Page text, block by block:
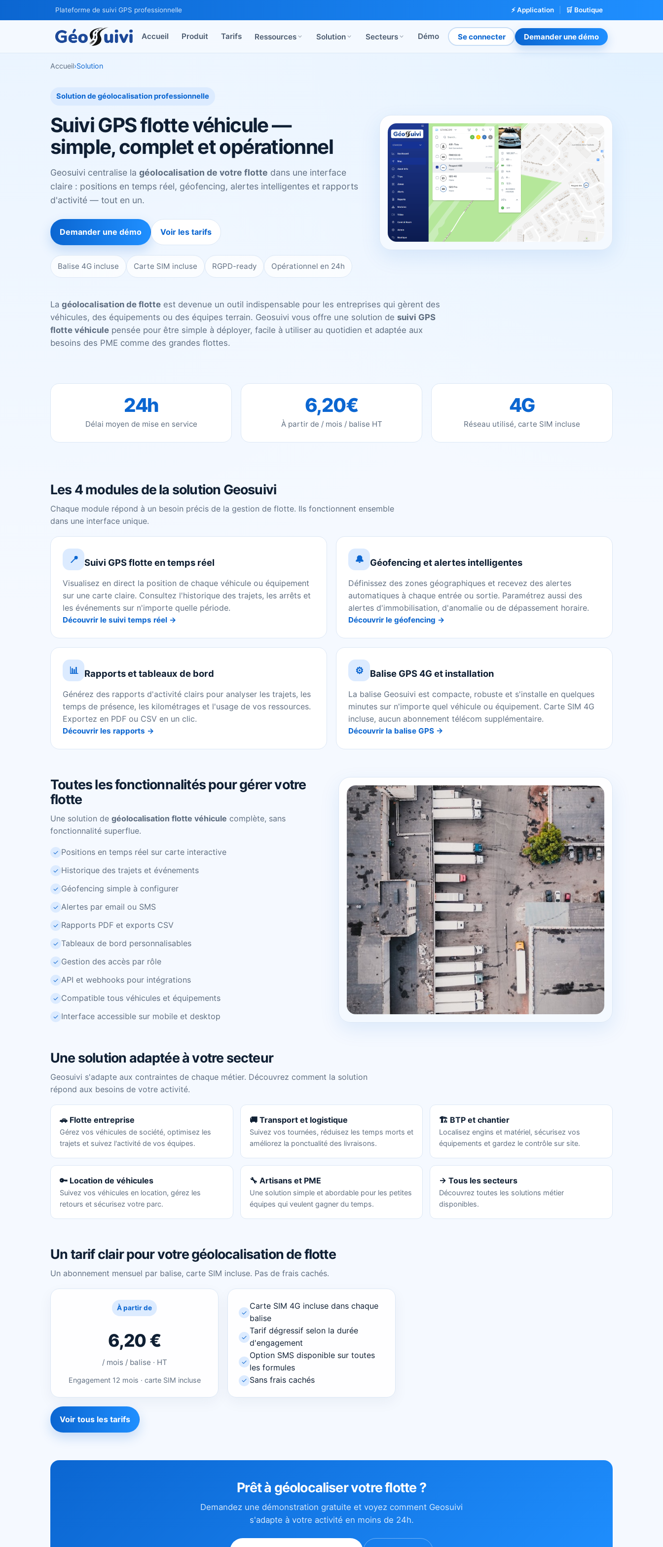
Plateforme de suivi GPS professionnelle ⚡ Application 🛒 Boutique
Accueil Produit Tarifs Ressources Solution Secteurs Démo Se connecter Demander une démo
Accueil›Solution
Solution de géolocalisation professionnelle
Suivi GPS flotte véhicule —
simple, complet et opérationnel
Geosuivi centralise la géolocalisation de votre flotte dans une interface
claire : positions en temps réel, géofencing, alertes intelligentes et rapports
d'activité — tout en un.
Demander une démo Voir les tarifs
Balise 4G incluse Carte SIM incluse RGPD-ready Opérationnel en 24h
La géolocalisation de flotte est devenue un outil indispensable pour les entreprises qui gèrent des
véhicules, des équipements ou des équipes terrain. Geosuivi vous offre une solution de suivi GPS
flotte véhicule pensée pour être simple à déployer, facile à utiliser au quotidien et adaptée aux
besoins des PME comme des grandes flottes.
24h
Délai moyen de mise en service
6,20€
À partir de / mois / balise HT
4G
Réseau utilisé, carte SIM incluse
Les 4 modules de la solution Geosuivi
Chaque module répond à un besoin précis de la gestion de flotte. Ils fonctionnent ensemble
dans une interface unique.
📍 Suivi GPS flotte en temps réel
Visualisez en direct la position de chaque véhicule ou équipement
sur une carte claire. Consultez l'historique des trajets, les arrêts et
les événements sur n'importe quelle période.
Découvrir le suivi temps réel →
🔔 Géofencing et alertes intelligentes
Définissez des zones géographiques et recevez des alertes
automatiques à chaque entrée ou sortie. Paramétrez aussi des
alertes d'immobilisation, d'anomalie ou de dépassement horaire.
Découvrir le géofencing →
📊 Rapports et tableaux de bord
Générez des rapports d'activité clairs pour analyser les trajets, les
temps de présence, les kilométrages et l'usage de vos ressources.
Exportez en PDF ou CSV en un clic.
Découvrir les rapports →
⚙️ Balise GPS 4G et installation
La balise Geosuivi est compacte, robuste et s'installe en quelques
minutes sur n'importe quel véhicule ou équipement. Carte SIM 4G
incluse, aucun abonnement télécom supplémentaire.
Découvrir la balise GPS →
Toutes les fonctionnalités pour gérer votre
flotte
Une solution de géolocalisation flotte véhicule complète, sans
fonctionnalité superflue.
✓ Positions en temps réel sur carte interactive
✓ Historique des trajets et événements
✓ Géofencing simple à configurer
✓ Alertes par email ou SMS
✓ Rapports PDF et exports CSV
✓ Tableaux de bord personnalisables
✓ Gestion des accès par rôle
✓ API et webhooks pour intégrations
✓ Compatible tous véhicules et équipements
✓ Interface accessible sur mobile et desktop
Une solution adaptée à votre secteur
Geosuivi s'adapte aux contraintes de chaque métier. Découvrez comment la solution
répond aux besoins de votre activité.
🚗 Flotte entreprise
Gérez vos véhicules de société, optimisez les
trajets et suivez l'activité de vos équipes.
🚚 Transport et logistique
Suivez vos tournées, réduisez les temps morts et
améliorez la ponctualité des livraisons.
🏗️ BTP et chantier
Localisez engins et matériel, sécurisez vos
équipements et gardez le contrôle sur site.
🔑 Location de véhicules
Suivez vos véhicules en location, gérez les
retours et sécurisez votre parc.
🔧 Artisans et PME
Une solution simple et abordable pour les petites
équipes qui veulent gagner du temps.
→ Tous les secteurs
Découvrez toutes les solutions métier
disponibles.
Un tarif clair pour votre géolocalisation de flotte
Un abonnement mensuel par balise, carte SIM incluse. Pas de frais cachés.
À partir de
6,20 €
/ mois / balise · HT
Engagement 12 mois · carte SIM incluse
✓
Carte SIM 4G incluse dans chaque
balise
✓
Tarif dégressif selon la durée
d'engagement
✓
Option SMS disponible sur toutes
les formules
✓ Sans frais cachés
Voir tous les tarifs
Prêt à géolocaliser votre flotte ?
Demandez une démonstration gratuite et voyez comment Geosuivi
s'adapte à votre activité en moins de 24h.